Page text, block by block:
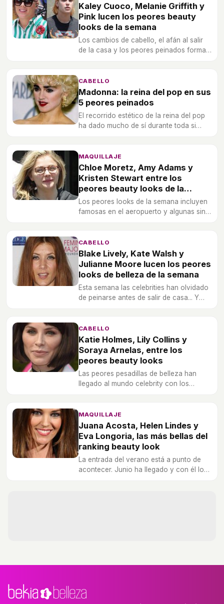
Kaley Cuoco, Melanie Griffith y
Pink lucen los peores beauty
looks de la semana
Los cambios de cabello, el afán al salir
de la casa y los peores peinados forman
CABELLO
Madonna: la reina del pop en sus
5 peores peinados
El recorrido estético de la reina del pop
ha dado mucho de sí durante toda si
Madonna excesiva.
MAQUILLAJE
Chloe Moretz, Amy Adams y
Kristen Stewart entre los
peores beauty looks de la
semana
Los peores looks de la semana incluyen
famosas en el aeropuerto y algunas sin
CABELLO
Blake Lively, Kate Walsh y
Julianne Moore lucen los peores
looks de belleza de la semana
Esta semana las celebrities han olvidado
de peinarse antes de salir de casa... Y
CABELLO
Katie Holmes, Lily Collins y
Soraya Arnelas, entre los
peores beauty looks
Las peores pesadillas de belleza han
llegado al mundo celebrity con los
MAQUILLAJE
Juana Acosta, Helen Lindes y
Eva Longoria, las más bellas del
ranking beauty look
La entrada del verano está a punto de
acontecer. Junio ha llegado y con él lo